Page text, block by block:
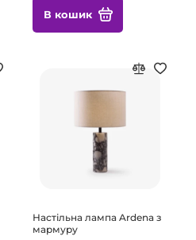
В кошик
Настільна лампа Ardena з
мармуру